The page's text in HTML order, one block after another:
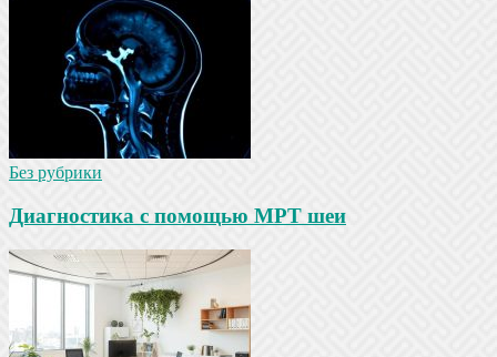
Без рубрики
Диагностика с помощью МРТ шеи